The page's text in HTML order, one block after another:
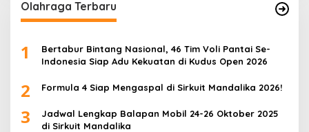
Olahraga Terbaru
1
Bertabur Bintang Nasional, 46 Tim Voli Pantai Se-
Indonesia Siap Adu Kekuatan di Kudus Open 2026
2 Formula 4 Siap Mengaspal di Sirkuit Mandalika 2026!
3
Jadwal Lengkap Balapan Mobil 24-26 Oktober 2025
di Sirkuit Mandalika